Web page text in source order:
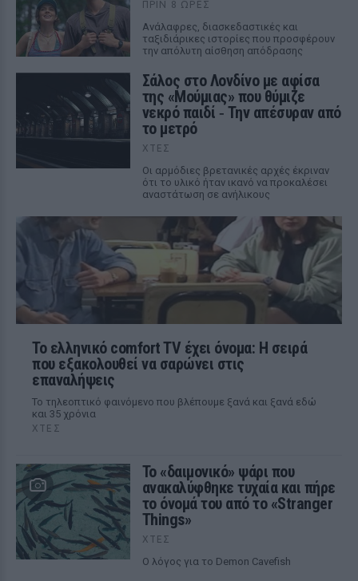
ΠΡΙΝ 8 ΏΡΕΣ
Aνάλαφρες, διασκεδαστικές και
ταξιδιάρικες ιστορίες που προσφέρουν
την απόλυτη αίσθηση απόδρασης
Σάλος στο Λονδίνο με αφίσα
της «Μούμιας» που θύμιζε
νεκρό παιδί ‑ Την απέσυραν από
το μετρό
ΧΤΕΣ
Οι αρμόδιες βρετανικές αρχές έκριναν
ότι το υλικό ήταν ικανό να προκαλέσει
αναστάτωση σε ανήλικους
Το ελληνικό comfort TV έχει όνομα: Η σειρά
που εξακολουθεί να σαρώνει στις
επαναλήψεις
Το τηλεοπτικό φαινόμενο που βλέπουμε ξανά και ξανά εδώ
και 35 χρόνια
ΧΤΕΣ
Το «δαιμονικό» ψάρι που
ανακαλύφθηκε τυχαία και πήρε
το όνομά του από το «Stranger
Things»
ΧΤΕΣ
Ο λόγος για το Demon Cavefish